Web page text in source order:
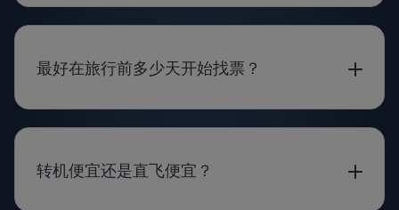
最好在旅行前多少天开始找票？
转机便宜还是直飞便宜？